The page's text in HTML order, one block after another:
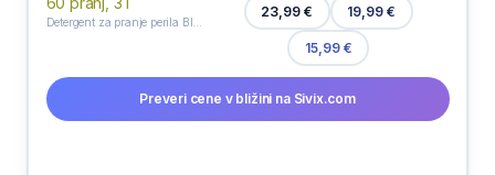
23,99 € 19,99 €
15,99 €
Preveri cene v bližini na Sivix.com